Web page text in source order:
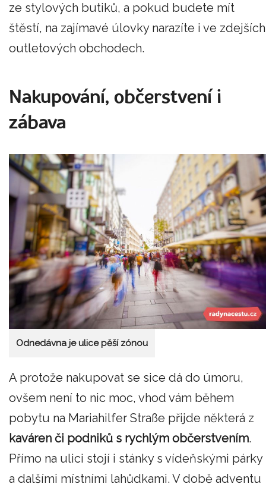
ze stylových butiků, a pokud budete mít
štěstí, na zajímavé úlovky narazíte i ve zdejších
outletových obchodech.
Nakupování, občerstvení i
zábava
Odnedávna je ulice pěší zónou
A protože nakupovat se sice dá do úmoru,
ovšem není to nic moc, vhod vám během
pobytu na Mariahilfer Straße přijde některá z
kaváren či podniků s rychlým občerstvením.
Přímo na ulici stojí i stánky s vídeňskými párky
a dalšími místními lahůdkami. V době adventu